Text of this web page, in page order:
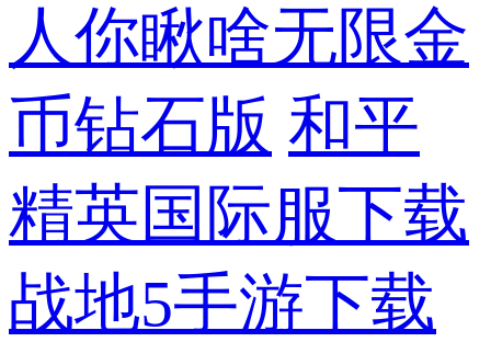
人你瞅啥无限金
币钻石版 和平
精英国际服下载
战地5手游下载